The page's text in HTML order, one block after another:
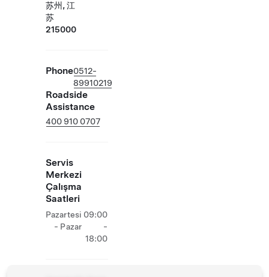
苏州, 江
苏
215000
Phone0512-
89910219
Roadside
Assistance
400 910 0707
Servis
Merkezi
Çalışma
Saatleri
Pazartesi
- Pazar
09:00
-
18:00